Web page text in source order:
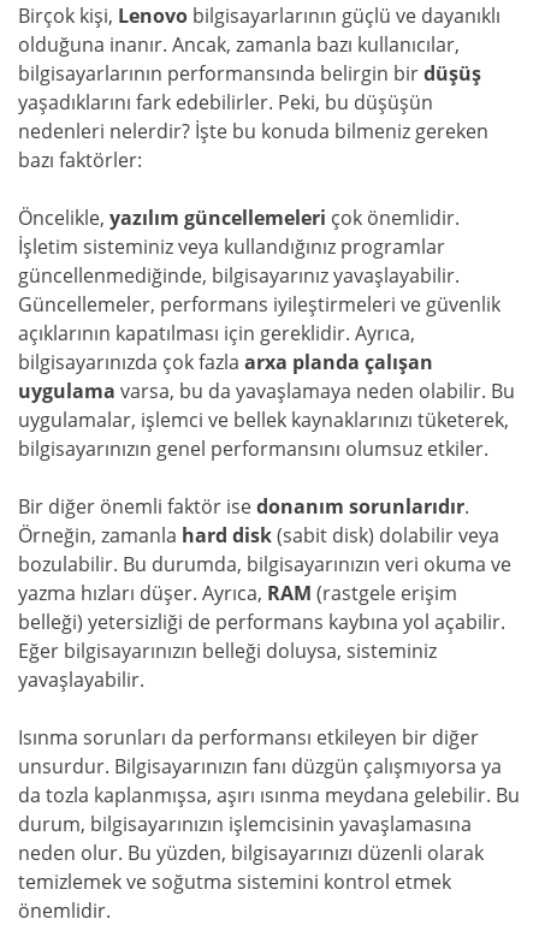
Birçok kişi, Lenovo bilgisayarlarının güçlü ve dayanıklı
olduğuna inanır. Ancak, zamanla bazı kullanıcılar,
bilgisayarlarının performansında belirgin birdüşüş
yaşadıklarını fark edebilirler. Peki, bu düşüşün
nedenleri nelerdir? İşte bu konuda bilmeniz gereken
bazı faktörler:
Öncelikle, yazılım güncellemeleri çok önemlidir.
İşletim sisteminiz veya kullandığınız programlar
güncellenmediğinde, bilgisayarınız yavaşlayabilir.
Güncellemeler, performans iyileştirmeleri ve güvenlik
açıklarının kapatılması için gereklidir. Ayrıca,
bilgisayarınızda çok fazla arxa planda çalışan
uygulama varsa, bu da yavaşlamaya neden olabilir. Bu
uygulamalar, işlemci ve bellek kaynaklarınızı tüketerek,
bilgisayarınızın genel performansını olumsuz etkiler.
Bir diğer önemli faktör isedonanım sorunlarıdır.
Örneğin, zamanla hard disk(sabit disk) dolabilir veya
bozulabilir. Bu durumda, bilgisayarınızın veri okuma ve
yazma hızları düşer. Ayrıca, RAM (rastgele erişim
belleği) yetersizliği de performans kaybına yol açabilir.
Eğer bilgisayarınızın belleği doluysa, sisteminiz
yavaşlayabilir.
Isınma sorunları da performansı etkileyen bir diğer
unsurdur. Bilgisayarınızın fanı düzgün çalışmıyorsa ya
da tozla kaplanmışsa, aşırı ısınma meydana gelebilir. Bu
durum, bilgisayarınızın işlemcisinin yavaşlamasına
neden olur. Bu yüzden, bilgisayarınızı düzenli olarak
temizlemek ve soğutma sistemini kontrol etmek
önemlidir.